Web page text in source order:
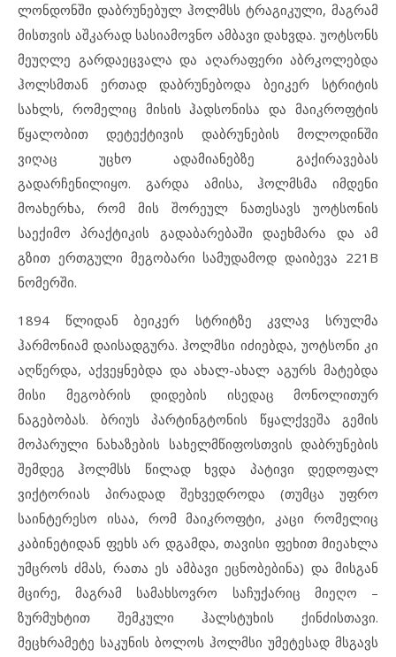
ლონდონში დაბრუნებულ ჰოლმსს ტრაგიკული, მაგრამ
მისთვის აშკარად სასიამოვნო ამბავი დახვდა. უოტსონს
მეუღლე გარდაეცვალა და აღარაფერი აბრკოლებდა
ჰოლსმთან ერთად დაბრუნებოდა ბეიკერ სტრიტის
სახლს, რომელიც მისის ჰადსონისა და მაიკროფტის
წყალობით დეტექტივის დაბრუნების მოლოდინში
ვიღაც უცხო ადამიანებზე გაქირავებას
გადარჩენილიყო. გარდა ამისა, ჰოლმსმა იმდენი
მოახერხა, რომ მის შორეულ ნათესავს უოტსონის
საექიმო პრაქტიკის გადაბარებაში დაეხმარა და ამ
გზით ერთგული მეგობარი სამუდამოდ დაიბევა 221B
ნომერში.
1894 წლიდან ბეიკერ სტრიტზე კვლავ სრულმა
ჰარმონიამ დაისადგურა. ჰოლმსი იძიებდა, უოტსონი კი
აღწერდა, აქვეყნებდა და ახალ-ახალ აგურს მატებდა
მისი მეგობრის დიდების ისედაც მონოლითურ
ნაგებობას. ბრიუს პარტინგტონის წყალქვეშა გემის
მოპარული ნახაზების სახელმწიფოსთვის დაბრუნების
შემდეგ ჰოლმსს წილად ხვდა პატივი დედოფალ
ვიქტორიას პირადად შეხვედროდა (თუმცა უფრო
საინტერესო ისაა, რომ მაიკროფტი, კაცი რომელიც
კაბინეტიდან ფეხს არ დგამდა, თავისი ფეხით მიეახლა
უმცროს ძმას, რათა ეს ამბავი ეცნობებინა) და მისგან
მცირე, მაგრამ სამახსოვრო საჩუქარიც მიეღო –
ზურმუხტით შემკული ჰალსტუხის ქინძისთავი.
მეცხრამეტე საკუნის ბოლოს ჰოლმსი უმეტესად მსგავს